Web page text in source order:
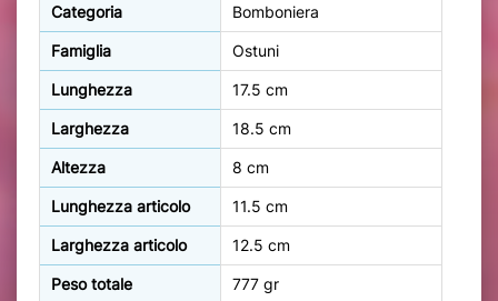
Categoria Bomboniera
Famiglia Ostuni
Lunghezza 17.5 cm
Larghezza 18.5 cm
Altezza 8 cm
Lunghezza articolo 11.5 cm
Larghezza articolo 12.5 cm
Peso totale 777 gr